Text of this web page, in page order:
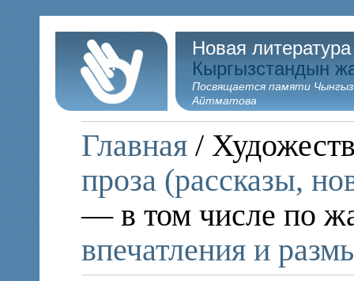
Новая
Кыргызстандын
Посвящается памяти
Айтматова
Главная /
проза (рассказы,
— в том числе по
впечатления и